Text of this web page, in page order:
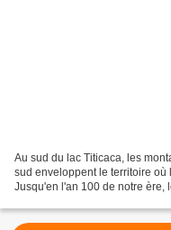
Au sud du lac Titicaca, les
sud enveloppent le territoire où
Jusqu'en l'an 100 de notre ère,